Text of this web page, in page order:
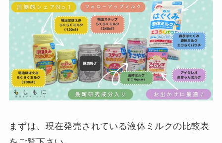
まずは、現在発売されている液体ミルクの比較表